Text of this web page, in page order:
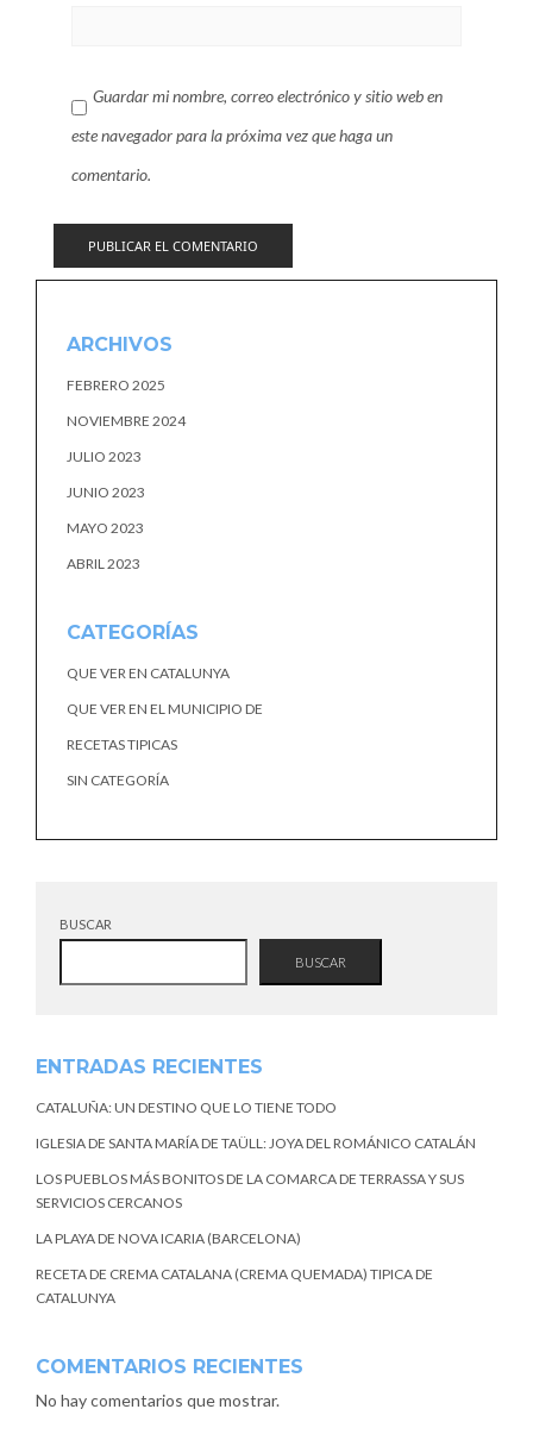
Guardar mi nombre, correo electrónico y sitio web en
este navegador para la próxima vez que haga un
comentario.
ARCHIVOS
FEBRERO 2025
NOVIEMBRE 2024
JULIO 2023
JUNIO 2023
MAYO 2023
ABRIL 2023
CATEGORÍAS
QUE VER EN CATALUNYA
QUE VER EN EL MUNICIPIO DE
RECETAS TIPICAS
SIN CATEGORÍA
BUSCAR
BUSCAR
ENTRADAS RECIENTES
CATALUÑA: UN DESTINO QUE LO TIENE TODO
IGLESIA DE SANTA MARÍA DE TAÜLL: JOYA DEL ROMÁNICO CATALÁN
LOS PUEBLOS MÁS BONITOS DE LA COMARCA DE TERRASSA Y SUS
SERVICIOS CERCANOS
LA PLAYA DE NOVA ICARIA (BARCELONA)
RECETA DE CREMA CATALANA (CREMA QUEMADA) TIPICA DE
CATALUNYA
COMENTARIOS RECIENTES
No hay comentarios que mostrar.